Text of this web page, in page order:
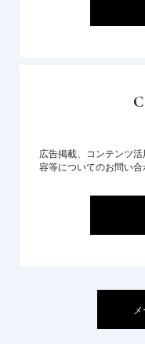
広告掲載、コンテンツ
容等についてのお問い合